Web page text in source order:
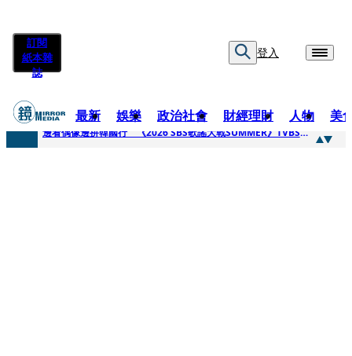
訂閱
紙本雜
誌
登入
最新 娛樂 政治社會 財經理財 人物 美
快訊
邊看偶像邊拚韓國行 《2026 SBS歌謠大戰SUMMER》TVBS直播祭追星福利